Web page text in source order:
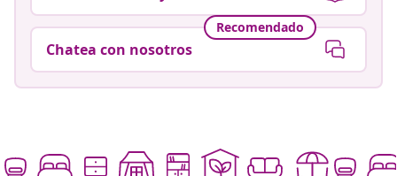
Recomendado
Chatea con nosotros